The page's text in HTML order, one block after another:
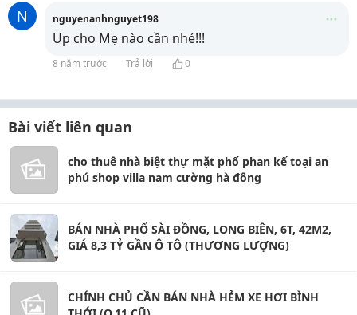
N nguyenanhnguyet198
Up cho Mẹ nào cần nhé!!!
8 năm trước Trả lời 0
Bài viết liên quan
cho thuê nhà biệt thự mặt phố phan kế toại an
phú shop villa nam cường hà đông
BÁN NHÀ PHỐ SÀI ĐỒNG, LONG BIÊN, 6T, 42M2,
GIÁ 8,3 TỶ GẦN Ô TÔ (THƯƠNG LƯỢNG)
CHÍNH CHỦ CẦN BÁN NHÀ HẺM XE HƠI BÌNH